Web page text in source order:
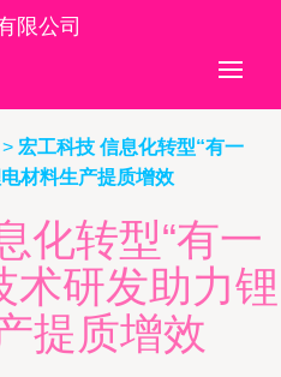
限公司
> 宏工科技 信息化转型“有一
材料生产提质增效
化转型“有一
术研发助力锂
提质增效